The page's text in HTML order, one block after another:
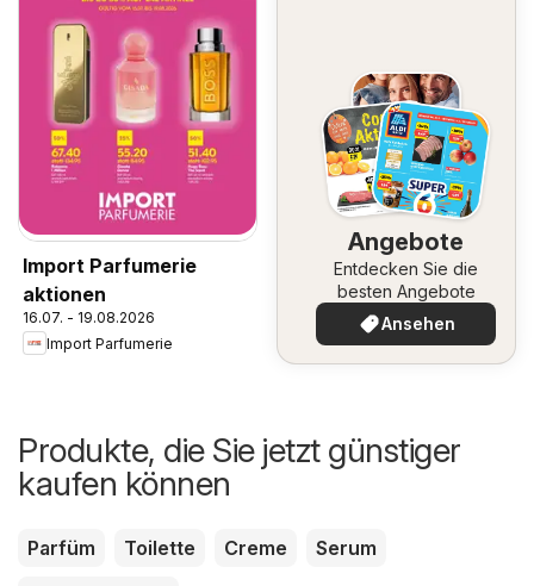
Import Parfumerie
aktionen
16.07. - 19.08.2026
Import Parfumerie
Angebote
Entdecken Sie die
besten Angebote
Ansehen
Produkte, die Sie jetzt günstiger
kaufen können
Parfüm Toilette Creme
Serum